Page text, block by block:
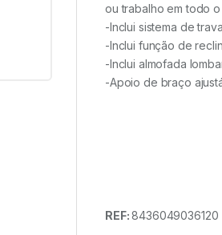
ou trabalho em todo
-Inclui sistema de
-Inclui função de
-Inclui almofada
-Apoio de braço
REF:8436049036120